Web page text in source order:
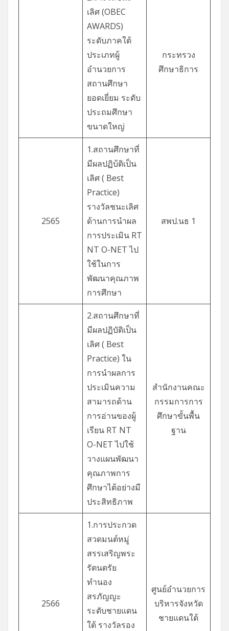
เลิศ (OBEC
AWARDS)
ระดับภาคใต้
ประเภทผู้
อำนวยการ
สถานศึกษา
ยอดเยี่ยม ระดับ
ประถมศึกษา
ขนาดใหญ่
กระทรวง
ศึกษาธิการ
2565
1.สถานศึกษาที่
มีผลปฏิบ้ติเป็น
เลิศ ( Best
Practice)
รางวัลชนะเลิศ
ด้านการนำผล
การประเมิน RT
NT O-NET ไป
ใช้ในการ
พัฒนาคุณภาพ
การศึกษา
สพป.นธ 1
2.สถานศึกษาที่
มีผลปฏิบัติเป็น
เลิศ ( Best
Practice) ใน
การนำผลการ
ประเมินความ
สามารถด้าน
การอ่านของผู้
เรียน RT NT
O-NET ไปใช้
วางแผนพัฒนา
คุณภาพการ
ศึกษาไต้อย่างมี
ประสิทธิภาพ
สำนักงานคณะ
กรรมการการ
ศึกษาขั้นพื้น
ฐาน
2566
1.การประกวด
สวดมนต์หมู่
สรรเสริญพระ
รัตนตรัย
ทำนอง
สรภัญญะ
ระดับชายแดน
ใต้ รางวัลรอง
ศูนย์อำนวยการ
บริหารจังหวัด
ชายแดนใต้